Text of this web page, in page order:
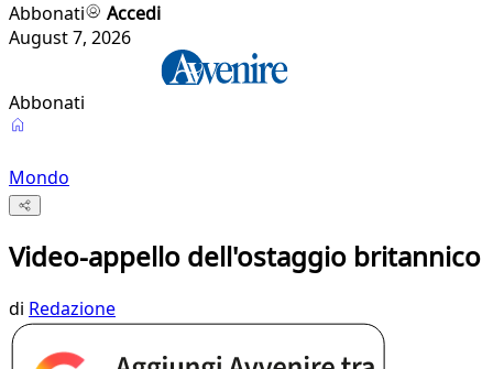
Abbonati
Accedi
August 7, 2026
Abbonati
Mondo
Video-appello dell'ostaggio britannico
di Redazione